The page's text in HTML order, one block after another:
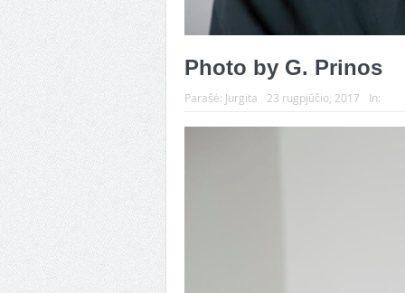
Photo by G. Prinos
Parašė: Jurgita 23 rugpjūčio, 2017 In: